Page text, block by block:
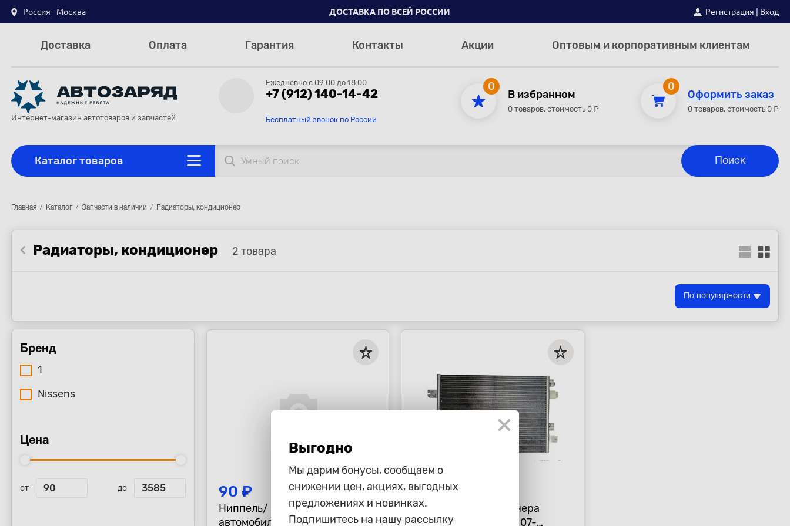
Россия - Москва ДОСТАВКА ПО ВСЕЙ РОССИИ Регистрация Вход
Доставка Оплата Гарантия Контакты Акции Оптовым и корпоративным клиентам
Интернет-магазин автотоваров и запчастей
Ежедневно с 09:00 до 18:00
+7 (912) 140-14-42
Бесплатный звонок по России
0
В избранном
0 товаров, стоимость 0 ₽
0
Оформить заказ
0 товаров, стоимость 0 ₽
Каталог товаров
Главная Каталог Запчасти в наличии Радиаторы, кондиционер
Радиаторы, кондиционер 2 товара
По популярности
Цена
от до
Бренд
1
Nissens
90 ₽
Ниппель/ золотник для
автомобильного
3 585 ₽
Радиатор кондиционера
Renault Logan Faza II 07-
Выгодно
Мы дарим бонусы, сообщаем о
снижении цен, акциях, выгодных
предложениях и новинках.
Подпишитесь на нашу рассылку